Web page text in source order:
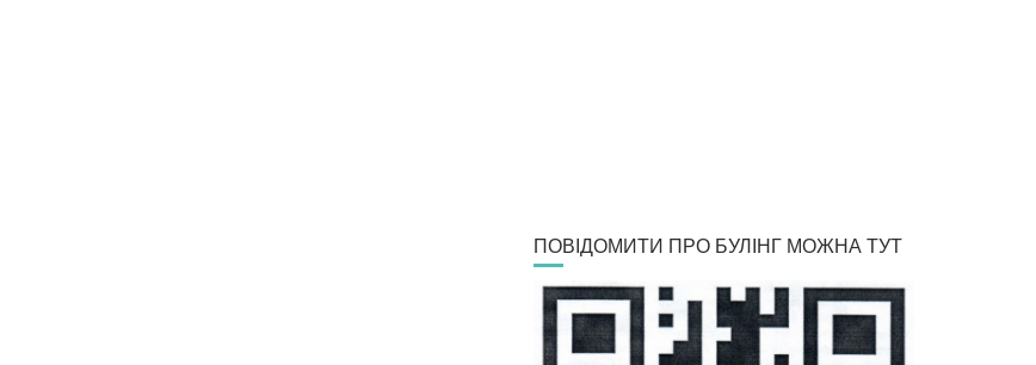
ПОВІДОМИТИ ПРО БУЛІНГ МОЖНА ТУТ